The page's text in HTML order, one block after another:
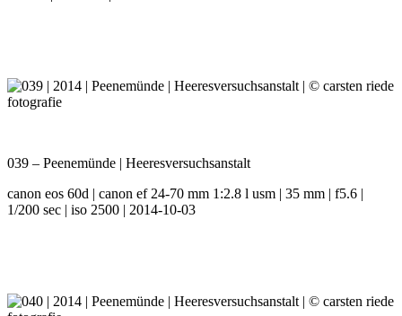
039 – Peenemünde | Heeresversuchsanstalt
canon eos 60d | canon ef 24-70 mm 1:2.8 l usm | 35 mm | f5.6 |
1/200 sec | iso 2500 | 2014-10-03